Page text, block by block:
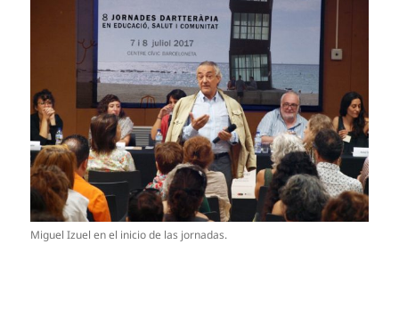
Miguel Izuel en el inicio de las jornadas.